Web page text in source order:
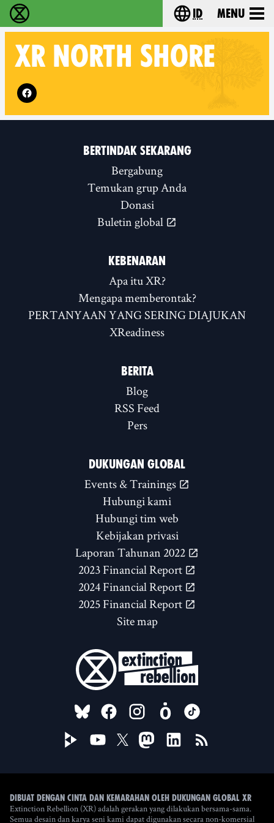
Extinction Rebellion (XR–Pemberontakan
Choose your
id Menu
XR NORTH SHORE
Follow XR North Shore on
BERTINDAK SEKARANG
Bergabung
Temukan grup Anda
Donasi
Buletin global
KEBENARAN
Apa itu XR?
Mengapa memberontak?
PERTANYAAN YANG SERING DIAJUKAN
XReadiness
BERITA
Blog
RSS Feed
Pers
DUKUNGAN GLOBAL
Events & Trainings
Hubungi kami
Hubungi tim web
Kebijakan privasi
Laporan Tahunan 2022
2023 Financial Report
2024 Financial Report
2025 Financial Report
Site map
FOLLOW US ON
Dibuat dengan cinta dan kemarahan oleh Dukungan Global XR
Extinction Rebellion (XR) adalah gerakan yang dilakukan bersama-sama.
Semua desain dan karya seni kami dapat digunakan secara non-komersial